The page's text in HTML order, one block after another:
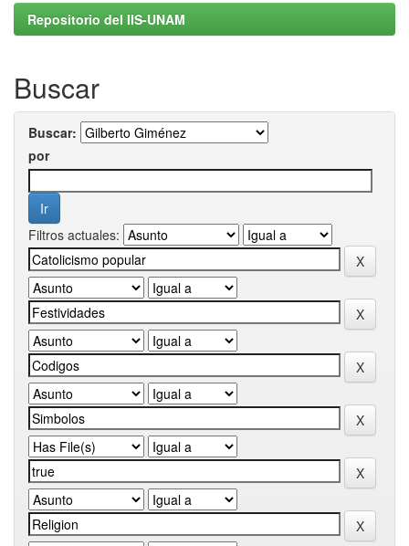
Repositorio del IIS-UNAM
Buscar
Buscar:
por
Filtros actuales: